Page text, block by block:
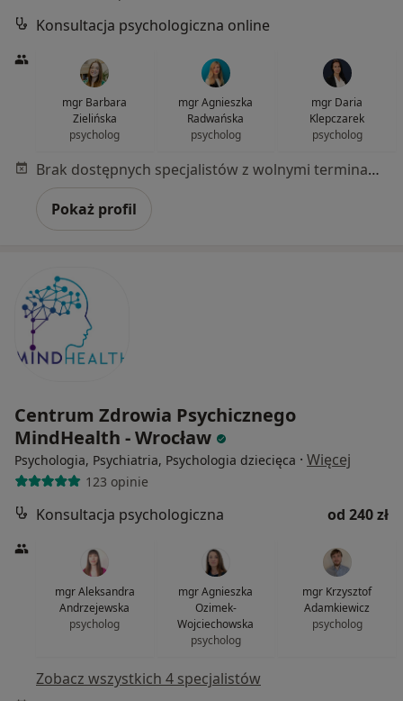
Konsultacja psychologiczna online
mgr Barbara
Zielińska
psycholog
mgr Agnieszka
Radwańska
psycholog
mgr Daria
Klepczarek
psycholog
Brak dostępnych specjalistów z wolnymi terminami w tym centrum medycznym.
Pokaż profil
Centrum Zdrowia Psychicznego
MindHealth - Wrocław
Psychologia, Psychiatria, Psychologia dziecięca · Więcej
123 opinie
Konsultacja psychologiczna od 240 zł
mgr Aleksandra
Andrzejewska
psycholog
mgr Agnieszka
Ozimek-
Wojciechowska
psycholog
mgr Krzysztof
Adamkiewicz
psycholog
Zobacz wszystkich 4 specjalistów